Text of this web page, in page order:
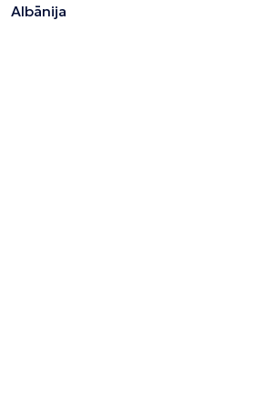
Albānija